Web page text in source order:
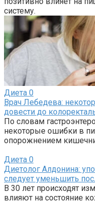
систему.
Диета 0
Врач Лебедева:
довести до
По словам
некоторые ошибки в
опорожнением
Диета 0
Диетолог Алдонина:
следует уменьшить
В 30 лет происходят
влияют на состояние